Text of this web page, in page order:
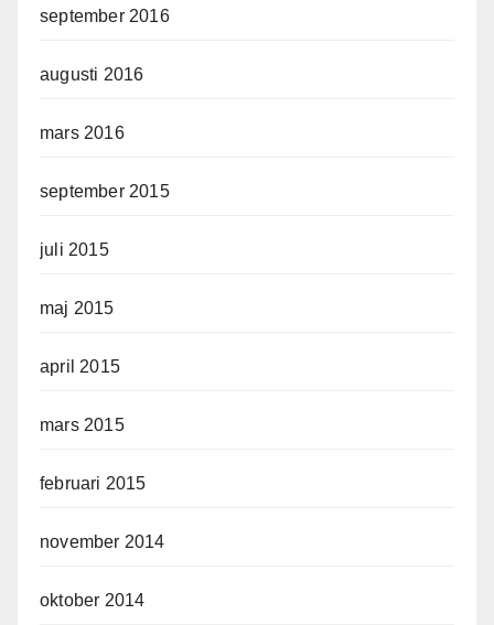
september 2016
augusti 2016
mars 2016
september 2015
juli 2015
maj 2015
april 2015
mars 2015
februari 2015
november 2014
oktober 2014